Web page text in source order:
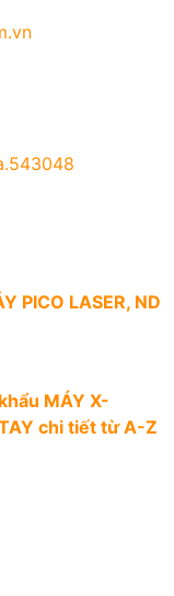
PICO LASER, ND
MÁY X-
chi tiết từ A-Z